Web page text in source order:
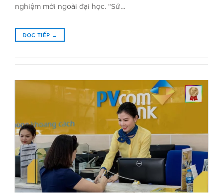
nghiệm mới ngoài đại học. “Sứ…
ĐỌC TIẾP →